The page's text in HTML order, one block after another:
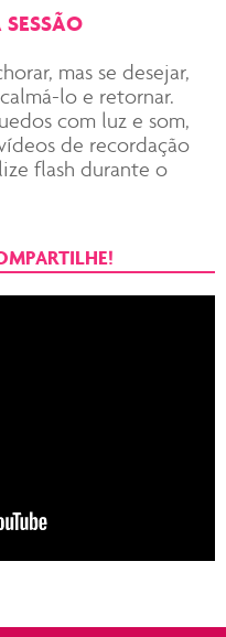
mas se desejar,
lo e retornar.
com luz e som,
de recordação
flash durante o